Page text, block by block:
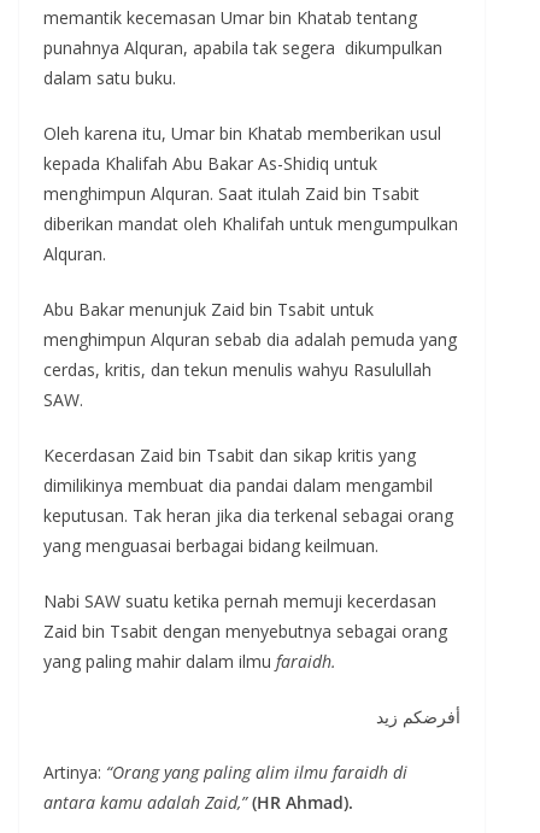
memantik kecemasan Umar bin Khatab tentang
punahnya Alquran, apabila tak segera dikumpulkan
dalam satu buku.
Oleh karena itu, Umar bin Khatab memberikan usul
kepada Khalifah Abu Bakar As-Shidiq untuk
menghimpun Alquran. Saat itulah Zaid bin Tsabit
diberikan mandat oleh Khalifah untuk mengumpulkan
Alquran.
Abu Bakar menunjuk Zaid bin Tsabit untuk
menghimpun Alquran sebab dia adalah pemuda yang
cerdas, kritis, dan tekun menulis wahyu Rasulullah
SAW.
Kecerdasan Zaid bin Tsabit dan sikap kritis yang
dimilikinya membuat dia pandai dalam mengambil
keputusan. Tak heran jika dia terkenal sebagai orang
yang menguasai berbagai bidang keilmuan.
Nabi SAW suatu ketika pernah memuji kecerdasan
Zaid bin Tsabit dengan menyebutnya sebagai orang
yang paling mahir dalam ilmu faraidh.
أفرضكم زيد
Artinya: “Orang yang paling alim ilmu faraidh di
antara kamu adalah Zaid,”(HR Ahmad).